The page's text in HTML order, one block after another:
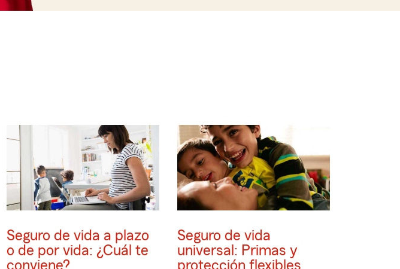
Seguro de vida a plazo
o de por vida: ¿Cuál te
conviene?
Seguro de vida
universal: Primas y
protección flexibles